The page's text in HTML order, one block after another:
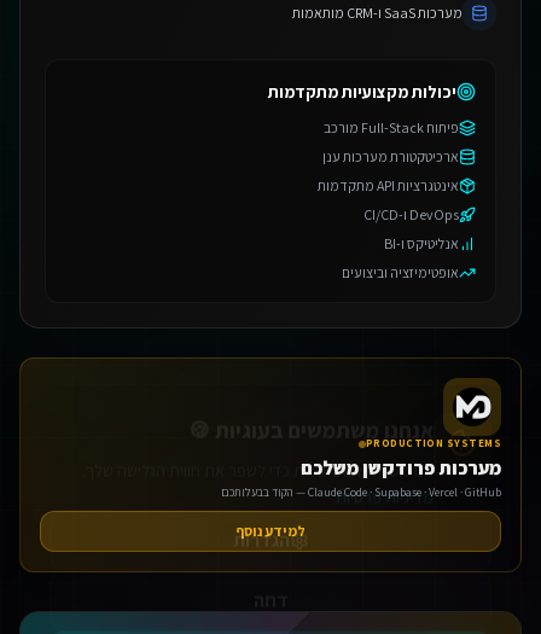
מערכות SaaS ו-CRM מותאמות
יכולות מקצועיות מתקדמות
פיתוח Full-Stack מורכב
ארכיטקטורת מערכות ענן
אינטגרציות API מתקדמות
DevOps ו-CI/CD
אנליטיקס ו-BI
אופטימיזציה וביצועים
PRODUCTION SYSTEMS
מערכות פרודקשן משלכם
Claude Code · Supabase · Vercel · GitHub — הקוד בבעלותכם
למידע נוסף
אנחנו משתמשים בעוגיות 🍪
אנו משתמשים בעוגיות כדי לשפר את חווית הגלישה שלך.
דחה
אישור הכל